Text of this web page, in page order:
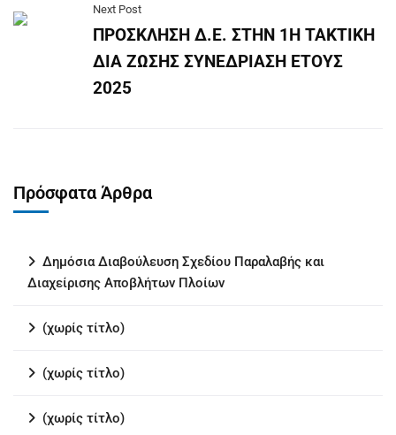
Next Post
ΠΡΟΣΚΛΗΣΗ Δ.Ε. ΣΤΗΝ 1Η ΤΑΚΤΙΚΗ
ΔΙΑ ΖΩΣΗΣ ΣΥΝΕΔΡΙΑΣΗ ΕΤΟΥΣ
2025
Πρόσφατα Άρθρα
Δημόσια Διαβούλευση Σχεδίου Παραλαβής και
Διαχείρισης Αποβλήτων Πλοίων
(χωρίς τίτλο)
(χωρίς τίτλο)
(χωρίς τίτλο)